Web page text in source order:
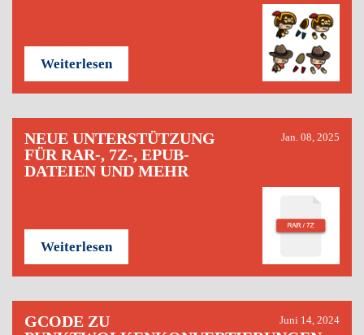
Weiterlesen
NEUE UNTERSTÜTZUNG
FÜR RAR-, 7Z-, EPUB-
DATEIEN UND MEHR
Jan. 08, 2025
Weiterlesen
GCODE ZU
Juni 14, 2024